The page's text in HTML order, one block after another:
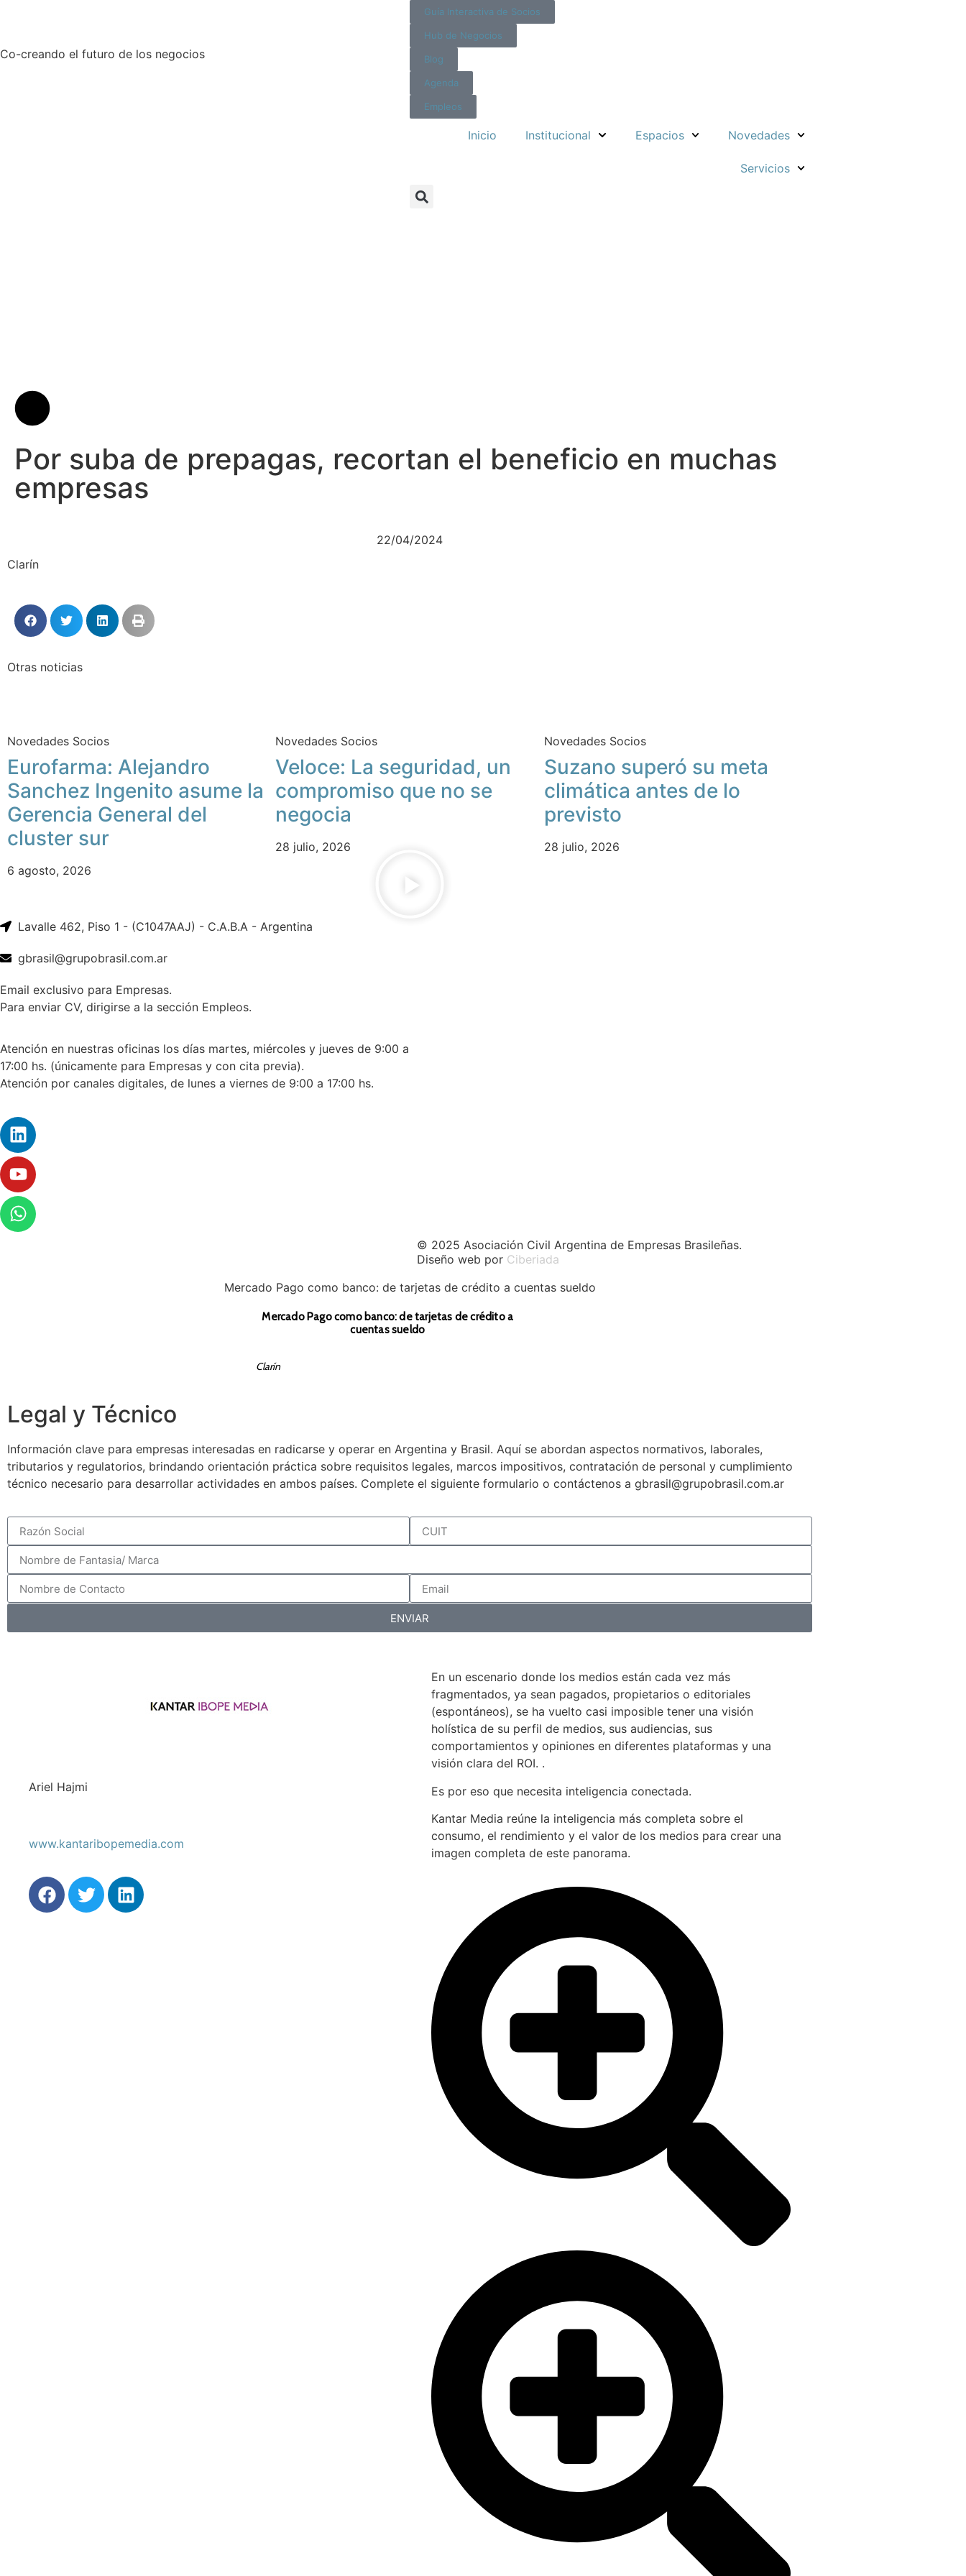
Co-creando el futuro de los negocios
Guía Interactiva de Socios
Hub de Negocios
Blog
Agenda
Empleos
Inicio Institucional Espacios Novedades
Servicios
Por suba de prepagas, recortan el beneficio en muchas
empresas
22/04/2024
Clarín
Otras noticias
Novedades Socios
Eurofarma: Alejandro
Sanchez Ingenito asume la
Gerencia General del
cluster sur
6 agosto, 2026
Novedades Socios
Veloce: La seguridad, un
compromiso que no se
negocia
28 julio, 2026
Novedades Socios
Suzano superó su meta
climática antes de lo
previsto
28 julio, 2026
Lavalle 462, Piso 1 - (C1047AAJ) - C.A.B.A - Argentina
gbrasil@grupobrasil.com.ar
Email exclusivo para Empresas.
Para enviar CV, dirigirse a la sección Empleos.
Atención en nuestras oficinas los días martes, miércoles y jueves de 9:00 a
17:00 hs. (únicamente para Empresas y con cita previa).
Atención por canales digitales, de lunes a viernes de 9:00 a 17:00 hs.
© 2025 Asociación Civil Argentina de Empresas Brasileñas.
Diseño web por Ciberiada
Para sumar reservas, prevén otro Bonte y REPO de u$s 2000 millone
Para sumar reservas, prevén otro Bonte y REPO de u$s 2000
millone
Cronista
Legal y Técnico
Información clave para empresas interesadas en radicarse y operar en Argentina y Brasil. Aquí se abordan aspectos normativos, laborales,
tributarios y regulatorios, brindando orientación práctica sobre requisitos legales, marcos impositivos, contratación de personal y cumplimiento
técnico necesario para desarrollar actividades en ambos países. Complete el siguiente formulario o contáctenos a gbrasil@grupobrasil.com.ar
ENVIAR
Ariel Hajmi
www.kantaribopemedia.com
En un escenario donde los medios están cada vez más
fragmentados, ya sean pagados, propietarios o editoriales
(espontáneos), se ha vuelto casi imposible tener una visión
holística de su perfil de medios, sus audiencias, sus
comportamientos y opiniones en diferentes plataformas y una
visión clara del ROI. .
Es por eso que necesita inteligencia conectada.
Kantar Media reúne la inteligencia más completa sobre el
consumo, el rendimiento y el valor de los medios para crear una
imagen completa de este panorama.